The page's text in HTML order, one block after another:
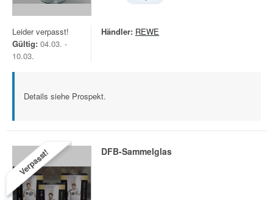
Leider verpasst!
Gültig: 04.03. -
10.03.
Händler: REWE
Details siehe Prospekt.
Verpasst! DFB-Sammelglas